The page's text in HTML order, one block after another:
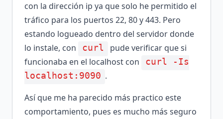
con la dirección ip ya que solo he permitido el
tráfico para los puertos 22, 80 y 443. Pero
estando logueado dentro del servidor donde
lo instale, con
curl
pude verificar que si
funcionaba en el localhost con
curl -Is
localhost:9090 .
Así que me ha parecido más practico este
comportamiento, pues es mucho más seguro